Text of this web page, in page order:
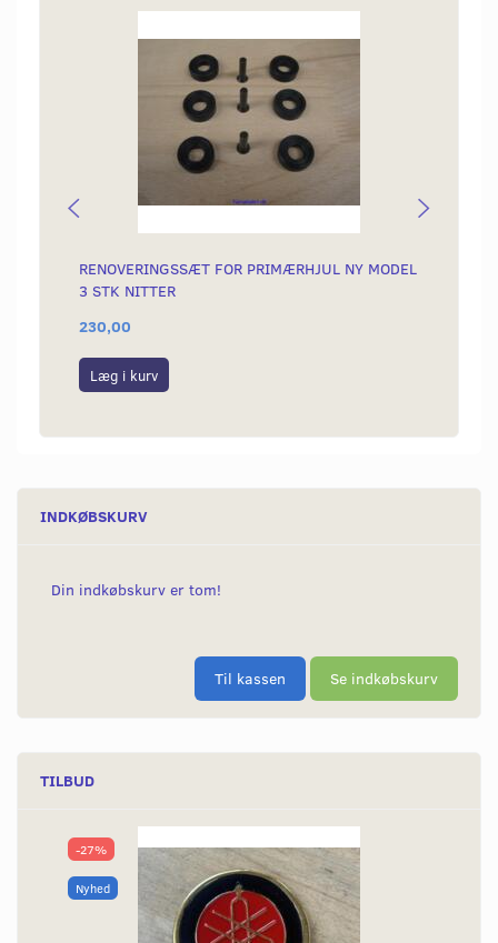
RENOVERINGSSÆT FOR PRIMÆRHJUL NY MODEL
3 STK NITTER
230,00
Læg i kurv
INDKØBSKURV
Din indkøbskurv er tom!
Til kassen Se indkøbskurv
TILBUD
-27%
Nyhed